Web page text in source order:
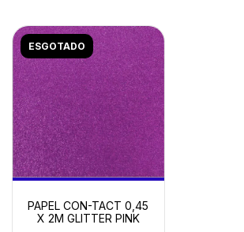
ESGOTADO
PAPEL CON-TACT 0,45
X 2M GLITTER PINK